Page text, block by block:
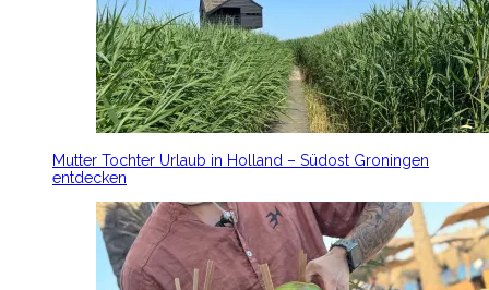
Mutter Tochter Urlaub in Holland – Südost Groningen
entdecken